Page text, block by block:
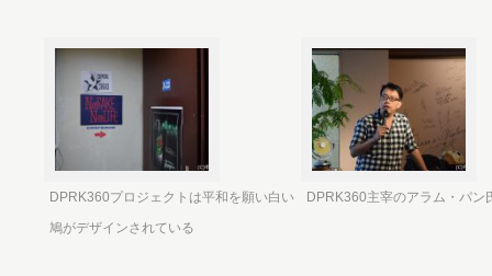
DPRK360プロジェクトは平和を願い白い
鳩がデザインされている
DPRK360主宰のアラム・パン